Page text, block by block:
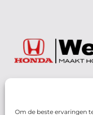
Om de beste ervaringen
072 - 57 16 9
Parelweg 3,